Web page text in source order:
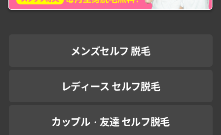
メンズセルフ 脱毛
レディース セルフ脱毛
カップル・友達 セルフ脱毛